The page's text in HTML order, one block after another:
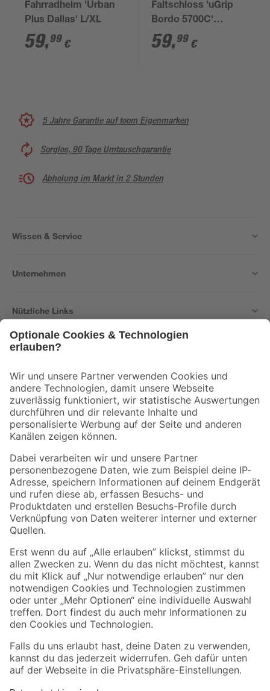
Fahrradhelm 'Urban
Plus Dallas' L/XL
59,99 €
Faltschloss 'uGrip
Bordo 5700C'
schwarz 80 cm, mit
Halterung SH
59,99 €
5 Jahre Garantie auf toom Eigenmarken
Sorglos, 90 Tage Umtauschgarantie
Abholung im Markt in 2 Stunden
Wissen & Service
Unternehmen
Nützliche Links
Der toom Newsletter: Keine Angebote und Aktionen mehr verpassen!
Zur Newsletter Anmeldung
Folge uns
Zahlungsarten Versandarten
Sicher einkaufen
Jetzt die toom-App herunterladen
Alle Preisangaben in EUR inkl. gesetzl. MwSt.. Die dargestellten Angebote sind unter
Umständen nicht in allen Märkten verfügbar. Die angegebenen Verfügbarkeiten beziehen
Produkte nur solange der Vorrat reicht.